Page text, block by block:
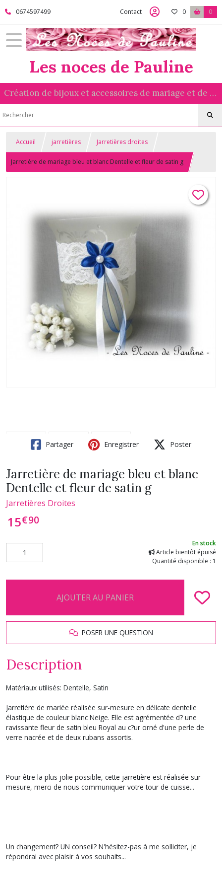
0674597499 Contact 0 0
Les noces de Pauline
Création de bijoux et accessoires de mariage et de cérémonie réalisés avec amour
Accueil jarretières Jarretières droites
Jarretière de mariage bleu et blanc Dentelle et fleur de satin g
Partager Enregistrer Poster
Jarretière de mariage bleu et blanc
Dentelle et fleur de satin g
Jarretières Droites
15€90
En stock
Article bientôt épuisé
Quantité disponible : 1
AJOUTER AU PANIER
POSER UNE QUESTION
Description
Matériaux utilisés: Dentelle, Satin
Jarretière de mariée réalisée sur-mesure en délicate dentelle
élastique de couleur blanc Neige. Elle est agrémentée d? une
ravissante fleur de satin bleu Royal au c?ur orné d'une perle de
verre nacrée et de deux rubans assortis.
Pour être la plus jolie possible, cette jarretière est réalisée sur-
mesure, merci de nous communiquer votre tour de cuisse...
Un changement? UN conseil? N'hésitez-pas à me solliciter, je
répondrai avec plaisir à vos souhaits...